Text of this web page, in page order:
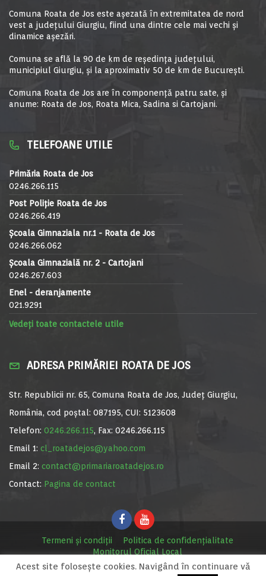
Comuna Roata de Jos este aşezată în extremitatea de nord
vest a judeţului Giurgiu, fiind una dintre cele mai vechi şi
dinamice aşezări.
Comuna se află la 90 de km de reşedinţa judeţului,
municipiul Giurgiu, şi la aproximativ 50 de km de Bucureşti.
Comuna Roata de Jos are în componență patru sate, și
anume: Roata de Jos, Roata Mica, Sadina si Cartojani.
TELEFOANE UTILE
Primăria Roata de Jos
0246.266.115
Post Poliție Roata de Jos
0246.266.419
Școala Gimnaziala nr.1 - Roata de Jos
0246.266.062
Școala Gimnazială nr. 2 - Cartojani
0246.267.603
Enel - deranjamente
021.9291
Vedeți toate contactele utile
ADRESA PRIMĂRIEI ROATA DE JOS
Str. Republicii nr. 65, Comuna Roata de Jos, Județ Giurgiu,
România, cod poștal: 087195, CUI: 5123608
Telefon: 0246.266.115, Fax: 0246.266.115
Email 1: cl_roatadejos@yahoo.com
Email 2: contact@primariaroatadejos.ro
Contact: Pagina de contact
Termeni și condiții
Politica de confidențialitate
Monitorul Oficial Local
© Primăria Roata de Jos, 2020. Site realizat de MediaDigi.ro
Acest site foloseşte cookies. Navigând în continuare vă